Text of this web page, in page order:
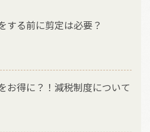
する前に剪定は必要？
お得に？！減税制度について